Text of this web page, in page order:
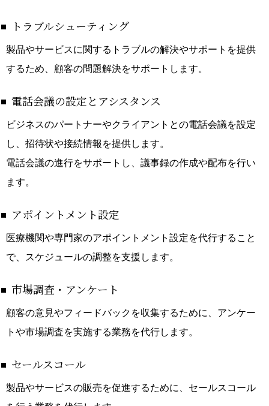
トラブルシューティング
製品やサービスに関するトラブルの解決やサポートを提供
するため、顧客の問題解決をサポートします。
電話会議の設定とアシスタンス
ビジネスのパートナーやクライアントとの電話会議を設定
し、招待状や接続情報を提供します。
電話会議の進行をサポートし、議事録の作成や配布を行い
ます。
アポイントメント設定
医療機関や専門家のアポイントメント設定を代行すること
で、スケジュールの調整を支援します。
市場調査・アンケート
顧客の意見やフィードバックを収集するために、アンケー
トや市場調査を実施する業務を代行します。
セールスコール
製品やサービスの販売を促進するために、セールスコール